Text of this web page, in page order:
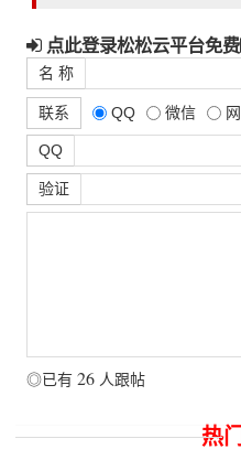
点此登录松松云平台免费
名 称
联系 QQ 微信
QQ
验证
◎已有 26 人跟帖
热